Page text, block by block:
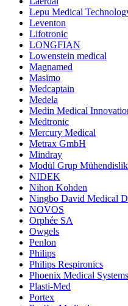
Lepu Medical
Leventon
Lifotronic
LONGFIAN
Lowenstein medical
Magnamed
Masimo
Medcaptain
Medela
Medin Medical
Medtronic
Mercury Medical
Metrax GmbH
Mindray
Modül Grup
NIDEK
Nihon Kohden
Ningbo David Medical
NOVOS
Orphée SA
Owgels
Penlon
Philips
Philips Respironics
Phoenix Medical Systems
Plasti-Med
Portex